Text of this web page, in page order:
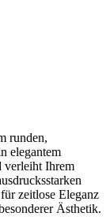
runden,
elegantem
verleiht Ihrem
zeitlose Eleganz
Ästhetik.